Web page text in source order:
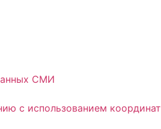
СМИ
с использованием координат